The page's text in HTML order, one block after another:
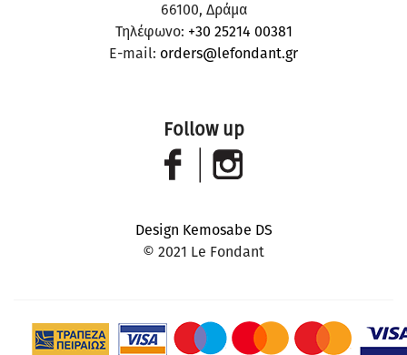
66100, Δράμα
Τηλέφωνο: +30 25214 00381
E-mail: orders@lefondant.gr
Follow up
Design Kemosabe DS
© 2021 Le Fondant